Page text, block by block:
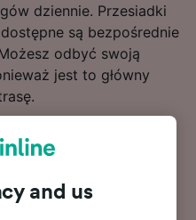
dziennie. Przesiadki
są bezpośrednie
odbyć swoją
jest to główny
Caen – Carentan
rezerwacji
w porównaniu do
Skorzystaj ze
and us